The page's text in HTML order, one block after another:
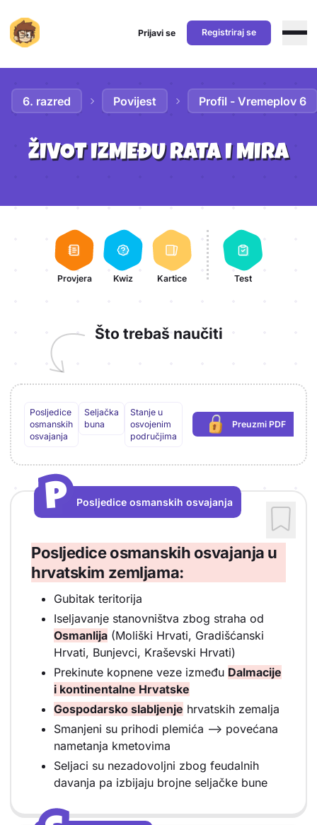
Prijavi se Registriraj se
6. razred Povijest Profil - Vremeplov 6
ŽIVOT IZMEĐU RATA I MIRA
Aktivnosti lekcije
Provjera Kwiz Kartice Test
Što trebaš naučiti
Posljedice
osmanskih
osvajanja
Seljačka
buna
Stanje u
osvojenim
područjima
Preuzmi PDF
(potrebna
P
P
Posljedice osmanskih osvajanja
Posljedice osmanskih osvajanja u
hrvatskim zemljama:
Gubitak teritorija
Iseljavanje stanovništva zbog straha od
Osmanlija (Moliški Hrvati, Gradišćanski
Hrvati, Bunjevci, Kraševski Hrvati)
Prekinute kopnene veze između Dalmacije
i kontinentalne Hrvatske
Gospodarsko slabljenje hrvatskih zemalja
Smanjeni su prihodi plemića --> povećana
nametanja kmetovima
Seljaci su nezadovoljni zbog feudalnih
davanja pa izbijaju brojne seljačke bune